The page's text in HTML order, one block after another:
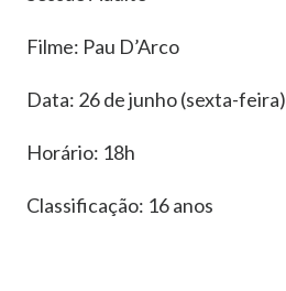
Filme: Pau D’Arco
Data: 26 de junho (sexta-feira)
Horário: 18h
Classificação: 16 anos